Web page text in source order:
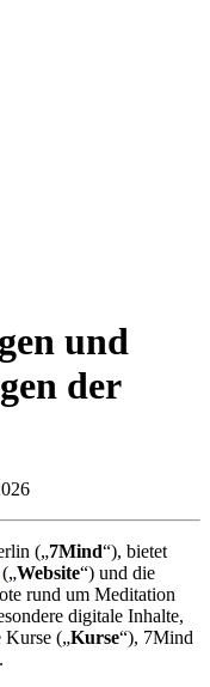
und
der
(„7Mind“), bietet
(„Website“) und die
rund um Meditation
digitale Inhalte,
Kurse („Kurse“), 7Mind